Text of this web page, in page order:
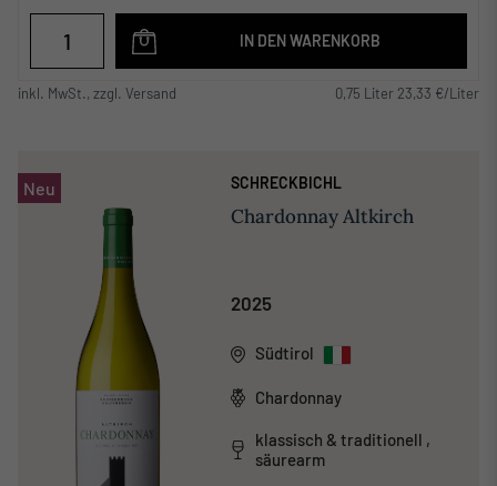
IN DEN WARENKORB
inkl. MwSt., zzgl. Versand 0,75 Liter 23,33 €/Liter
Neu SCHRECKBICHL
Chardonnay Altkirch
2025
Südtirol
Chardonnay
klassisch & traditionell ,
säurearm